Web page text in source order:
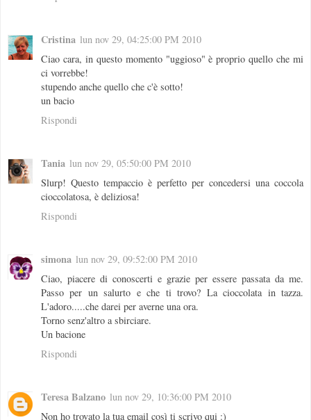
Cristina lun nov 29, 04:25:00 PM 2010
Ciao cara, in questo momento "uggioso" è proprio quello che mi
ci vorrebbe!
stupendo anche quello che c'è sotto!
un bacio
Rispondi
Tania lun nov 29, 05:50:00 PM 2010
Slurp! Questo tempaccio è perfetto per concedersi una coccola
cioccolatosa, è deliziosa!
Rispondi
simona lun nov 29, 09:52:00 PM 2010
Ciao, piacere di conoscerti e grazie per essere passata da me.
Passo per un salurto e che ti trovo? La cioccolata in tazza.
L'adoro.....che darei per averne una ora.
Torno senz'altro a sbirciare.
Un bacione
Rispondi
Teresa Balzano lun nov 29, 10:36:00 PM 2010
Non ho trovato la tua email così ti scrivo qui :)